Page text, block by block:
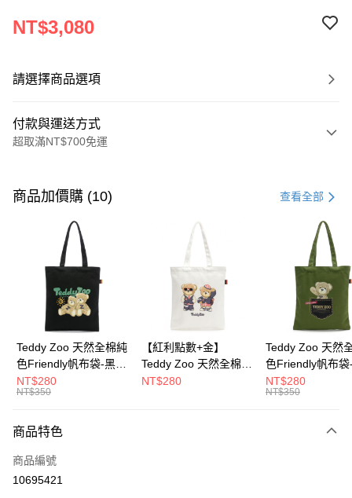
NT$3,080
請選擇商品選項
付款與運送方式
超取滿NT$700免運
信用卡一次付款
超商取貨付款
Apple Pay
街口支付
大哥付你分期
相關說明
2.付款方式選擇「大哥付你分期」，訂單成立後會自動跳轉到大哥付的交易
成交易。
3.實際核准額度、可分期數及費用金額請依後續交易確認頁面所載為準。
運送方式
全家取貨付款
商品加價購 (10) 查看全部
Teddy Zoo 天然全棉純
色Friendly帆布袋-黑色
(TZB107)
NT$280
NT$350
【紅利點數+金】
Teddy Zoo 天然全棉純
色Friendly帆布袋-白色
NT$280
Teddy Zoo 天然
色Friendly帆布袋
色(TZB107)
NT$280
NT$350
商品特色
商品編號
10695421